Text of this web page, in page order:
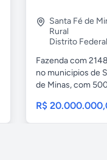
Santa Fé de
Rural
Distrito Federal
Fazenda com
no municipios de
de Minas, com
R$